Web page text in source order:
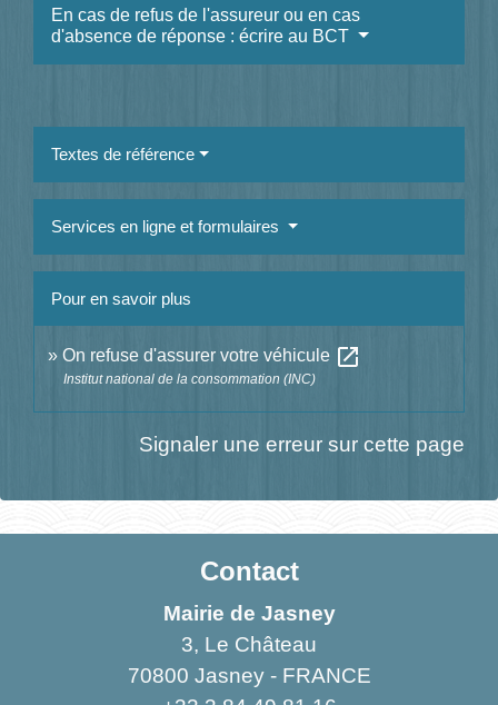
En cas de refus de l'assureur ou en cas
d'absence de réponse : écrire au BCT
Textes de référence
Services en ligne et formulaires
Pour en savoir plus
On refuse d'assurer votre véhicule open_in_new
Institut national de la consommation (INC)
Signaler une erreur sur cette page
Contact
Mairie de Jasney
3, Le Château
70800 Jasney - FRANCE